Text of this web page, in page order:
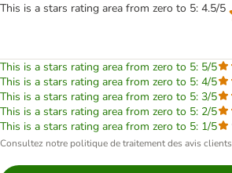
This is a stars rating area from zero to 5: 4.5/5
This is a stars rating area from zero to 5: 5/5
This is a stars rating area from zero to 5: 4/5
This is a stars rating area from zero to 5: 3/5
This is a stars rating area from zero to 5: 2/5
This is a stars rating area from zero to 5: 1/5
Consultez notre politique de traitement des avis clients